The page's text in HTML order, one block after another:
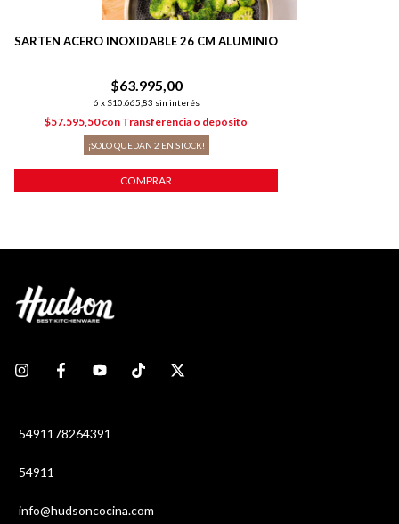
SARTEN ACERO INOXIDABLE 26 CM ALUMINIO
$63.995,00
6 x $10.665,83 sin interés
$57.595,50con Transferencia o depósito
¡SOLO QUEDAN 2 EN STOCK!
COMPRAR
5491178264391
54911
info@hudsoncocina.com